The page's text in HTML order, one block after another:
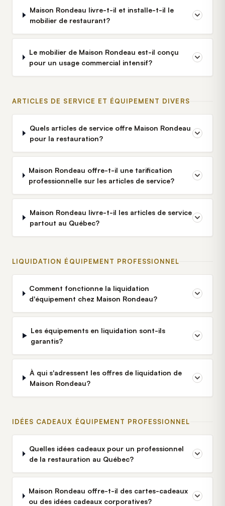
Maison Rondeau livre-t-il et installe-t-il le
mobilier de restaurant?
Le mobilier de Maison Rondeau est-il conçu
pour un usage commercial intensif?
ARTICLES DE SERVICE ET ÉQUIPEMENT DIVERS
Quels articles de service offre Maison Rondeau
pour la restauration?
Maison Rondeau offre-t-il une tarification
professionnelle sur les articles de service?
Maison Rondeau livre-t-il les articles de service
partout au Québec?
LIQUIDATION ÉQUIPEMENT PROFESSIONNEL
Comment fonctionne la liquidation
d'équipement chez Maison Rondeau?
Les équipements en liquidation sont-ils
garantis?
À qui s'adressent les offres de liquidation de
Maison Rondeau?
IDÉES CADEAUX ÉQUIPEMENT PROFESSIONNEL
Quelles idées cadeaux pour un professionnel
de la restauration au Québec?
Maison Rondeau offre-t-il des cartes-cadeaux
ou des idées cadeaux corporatives?